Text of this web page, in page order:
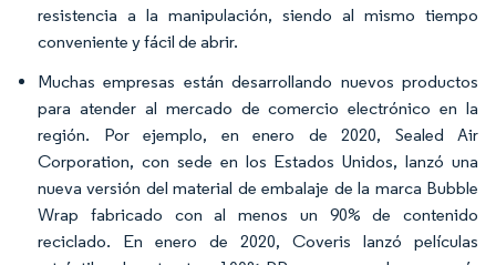
resistencia a la manipulación, siendo al mismo tiempo
conveniente y fácil de abrir.
Muchas empresas están desarrollando nuevos productos
para atender al mercado de comercio electrónico en la
región. Por ejemplo, en enero de 2020, Sealed Air
Corporation, con sede en los Estados Unidos, lanzó una
nueva versión del material de embalaje de la marca Bubble
Wrap fabricado con al menos un 90% de contenido
reciclado. En enero de 2020, Coveris lanzó películas